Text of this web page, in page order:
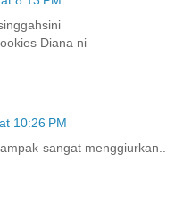
Diana ni
10:26 PM
sangat menggiurkan..